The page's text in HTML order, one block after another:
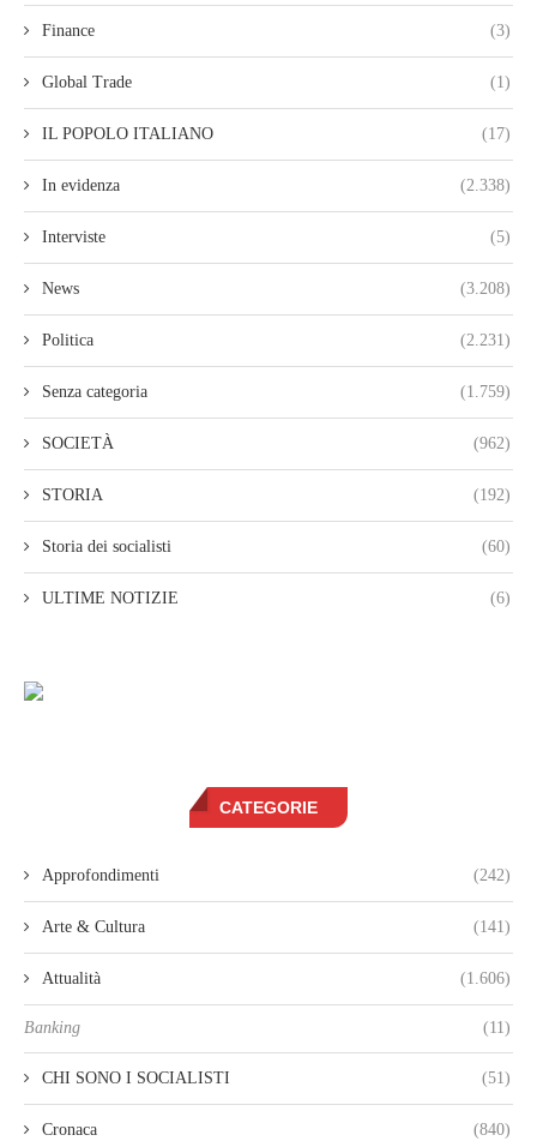
Finance (3)
Global Trade (1)
IL POPOLO ITALIANO (17)
In evidenza (2.338)
Interviste (5)
News (3.208)
Politica (2.231)
Senza categoria (1.759)
SOCIETÀ (962)
STORIA (192)
Storia dei socialisti (60)
ULTIME NOTIZIE (6)
CATEGORIE
Approfondimenti (242)
Arte & Cultura (141)
Attualità (1.606)
Banking (11)
CHI SONO I SOCIALISTI (51)
Cronaca (840)